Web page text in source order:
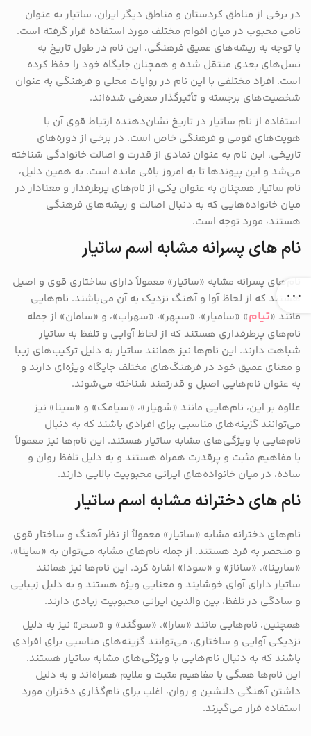
در برخی از مناطق کردستان و مناطق دیگر ایران، ساتیار به عنوان
نامی محبوب در میان اقوام مختلف مورد استفاده قرار گرفته است.
با توجه به ریشه‌های عمیق فرهنگی، این نام در طول تاریخ به
نسل‌های بعدی منتقل شده و همچنان جایگاه خود را حفظ کرده
است. افراد مختلفی با این نام در روایات محلی و فرهنگی به عنوان
شخصیت‌های برجسته و تأثیرگذار معرفی شده‌اند.
استفاده از نام ساتیار در تاریخ نشان‌دهنده ارتباط قوی آن با
هویت‌های قومی و فرهنگی خاص است. در برخی از دوره‌های
تاریخی، این نام به عنوان نمادی از قدرت و اصالت خانوادگی شناخته
می‌شد و این پیوندها تا به امروز باقی مانده است. به همین دلیل،
نام ساتیار همچنان به عنوان یکی از نام‌های پرطرفدار و معنادار در
میان خانواده‌هایی که به دنبال اصالت و ریشه‌های فرهنگی
هستند، مورد توجه است.
نام های پسرانه مشابه اسم ساتیار
نام‌های پسرانه مشابه «ساتیار» معمولاً دارای ساختاری قوی و اصیل
هستند که از لحاظ آوا و آهنگ نزدیک به آن می‌باشند. نام‌هایی
مانند «تیام» «سامیار»، «سپهر»، «سهراب»، و «سامان» از جمله
نام‌های پرطرفداری هستند که از لحاظ آوایی و تلفظ به ساتیار
شباهت دارند. این نام‌ها نیز همانند ساتیار به دلیل ترکیب‌های زیبا
و معنای عمیق خود در فرهنگ‌های مختلف جایگاه ویژه‌ای دارند و
به عنوان نام‌هایی اصیل و قدرتمند شناخته می‌شوند.
علاوه بر این، نام‌هایی مانند «شهیار»، «سیامک» و «سینا» نیز
می‌توانند گزینه‌های مناسبی برای افرادی باشند که به دنبال
نام‌هایی با ویژگی‌های مشابه ساتیار هستند. این نام‌ها نیز معمولاً
با مفاهیم مثبت و پرقدرت همراه هستند و به دلیل تلفظ روان و
ساده، در میان خانواده‌های ایرانی محبوبیت بالایی دارند.
نام های دخترانه مشابه اسم ساتیار
نام‌های دخترانه مشابه «ساتیار» معمولاً از نظر آهنگ و ساختار قوی
و منحصر به فرد هستند. از جمله نام‌های مشابه می‌توان به «ساینا»،
«سارینا»، «ساناز» و «سودا» اشاره کرد. این نام‌ها نیز همانند
ساتیار دارای آوای خوشایند و معنایی ویژه هستند و به دلیل زیبایی
و سادگی در تلفظ، بین والدین ایرانی محبوبیت زیادی دارند.
همچنین، نام‌هایی مانند «سارا»، «سوگند» و «سحر» نیز به دلیل
نزدیکی آوایی و ساختاری، می‌توانند گزینه‌های مناسبی برای افرادی
باشند که به دنبال نام‌هایی با ویژگی‌های مشابه ساتیار هستند.
این نام‌ها همگی با مفاهیم مثبت و ملایم همراه‌اند و به دلیل
داشتن آهنگی دلنشین و روان، اغلب برای نام‌گذاری دختران مورد
استفاده قرار می‌گیرند.